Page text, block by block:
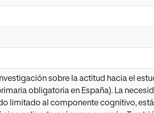
sobre la actitud hacia el
obligatoria en España). La
limitado al componente cognitivo,